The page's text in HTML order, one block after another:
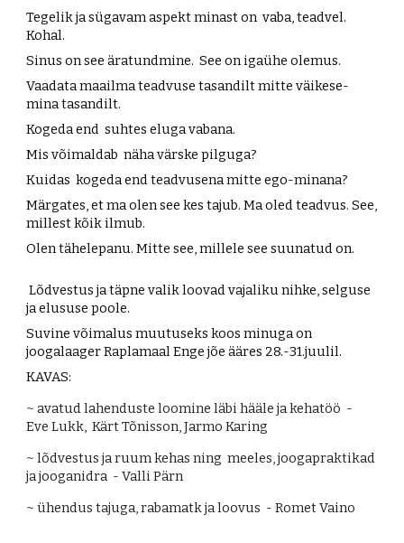
Tegelik ja sügavam aspekt minast on vaba, teadvel.
Kohal.
Sinus on see äratundmine. See on igaühe olemus.
Vaadata maailma teadvuse tasandilt mitte väikese-
mina tasandilt.
Kogeda end suhtes eluga vabana.
Mis võimaldab näha värske pilguga?
Kuidas kogeda end teadvusena mitte ego-minana?
Märgates, et ma olen see kes tajub. Ma oled teadvus. See,
millest kõik ilmub.
Olen tähelepanu. Mitte see, millele see suunatud on.
Lõdvestus ja täpne valik loovad vajaliku nihke, selguse
ja elususe poole.
Suvine võimalus muutuseks koos minuga on
joogalaager Raplamaal Enge jõe ääres 28.-31.juulil.
KAVAS:
~ avatud lahenduste loomine läbi hääle ja kehatöö -
Eve Lukk, Kärt Tõnisson, Jarmo Karing
~ lõdvestus ja ruum kehas ning meeles, joogapraktikad
ja jooganidra - Valli Pärn
~ ühendus tajuga, rabamatk ja loovus - Romet Vaino